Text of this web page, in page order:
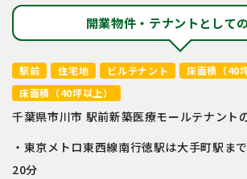
開業物件・テナントとして
駅前 住宅地 ビルテナント
床面積（40
床面積（40坪以上）
千葉県市川市 駅前新築医療モールテナント
・東京メトロ東西線南行徳駅は大手町駅ま
20分